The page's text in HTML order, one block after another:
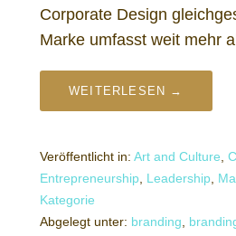
Corporate Design
Marke umfasst weit mehr
WEITERLESEN →
Veröffentlicht in: Art and Culture
Entrepreneurship Leadership
Kategorie
Abgelegt unter: branding